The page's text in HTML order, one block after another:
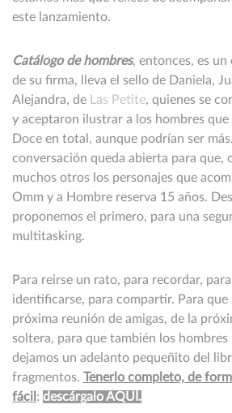
este lanzamiento.
Catálogo de hombres, entonces, es un
de su firma, lleva el sello de Daniela,
Alejandra, de Las Petite, quienes se
y aceptaron ilustrar a los hombres
Doce en total, aunque podrían ser
conversación queda abierta para que,
muchos otros los personajes que
Omm y a Hombre reserva 15 años.
proponemos el primero, para una
multitasking.
Para reirse un rato, para recordar,
identificarse, para compartir. Para que
próxima reunión de amigas, de la
soltera, para que también los hombres
dejamos un adelanto pequeñito del
fragmentos. Tenerlo completo, de
fácil : descárgalo AQUÍ.